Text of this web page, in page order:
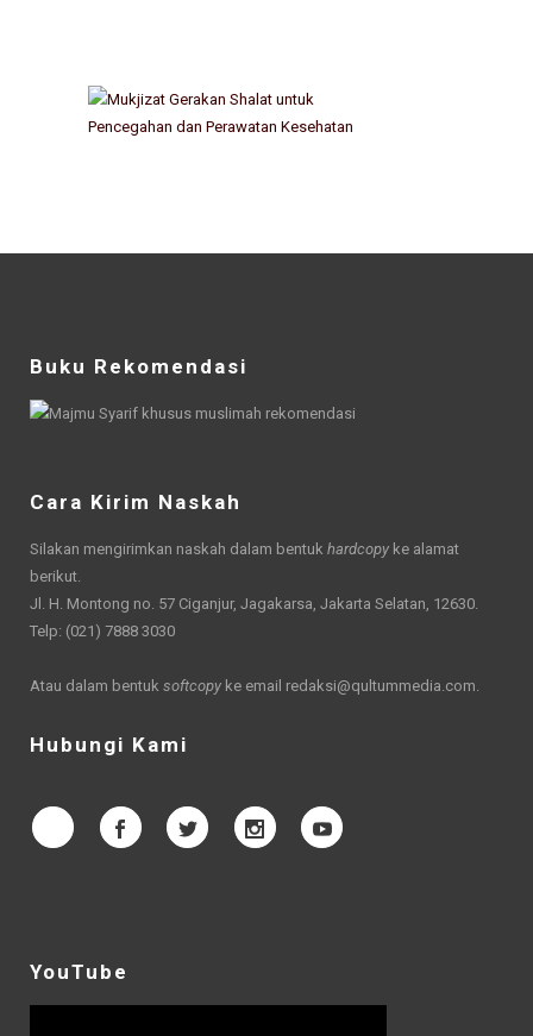
Buku Rekomendasi
Cara Kirim Naskah
Silakan mengirimkan naskah dalam bentuk hardcopy ke alamat
berikut.
Jl. H. Montong no. 57 Ciganjur, Jagakarsa, Jakarta Selatan, 12630.
Telp: (021) 7888 3030
Atau dalam bentuk softcopy ke email redaksi@qultummedia.com
Hubungi Kami
YouTube